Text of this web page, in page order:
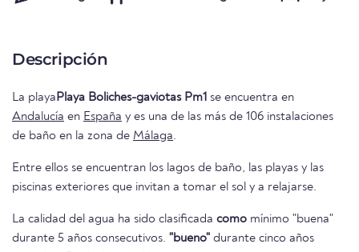
Descripción
La playa Playa Boliches-gaviotas Pm1 se encuentra en
Andalucía en España y es una de las más de 106 instalaciones
de baño en la zona de Málaga.
Entre ellos se encuentran los lagos de baño, las playas y las
piscinas exteriores que invitan a tomar el sol y a relajarse.
La calidad del agua ha sido clasificada como mínimo "buena"
durante 5 años consecutivos. "bueno" durante cinco años